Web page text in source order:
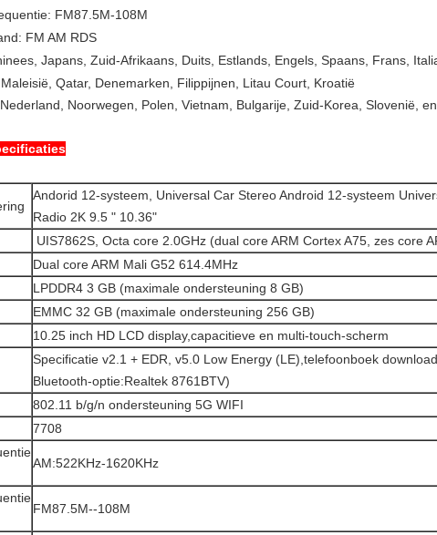
FM87.5M-108M
FM AM RDS
Japans, Zuid-Afrikaans, Duits, Estlands, Engels, Spaans, Frans,
Qatar, Denemarken, Filippijnen, Litau Court, Kroatië
Noorwegen, Polen, Vietnam, Bulgarije, Zuid-Korea, Slovenië,
Andorid 12-systeem, Universal Car Stereo Android 12-systeem
Radio 2K 9.5 " 10.36"
UIS7862S, Octa core 2.0GHz (dual core ARM Cortex A75, zes core
Dual core ARM Mali G52 614.4MHz
LPDDR4 3 GB (maximale ondersteuning 8 GB)
EMMC 32 GB (maximale ondersteuning 256 GB)
10.25 inch HD LCD display,capacitieve en multi-touch-scherm
Specificatie v2.1 + EDR, v5.0 Low Energy (LE),telefoonboek
Bluetooth-optie:Realtek 8761BTV)
802.11 b/g/n ondersteuning 5G WIFI
7708
AM:522KHz-1620KHz
FM87.5M--108M